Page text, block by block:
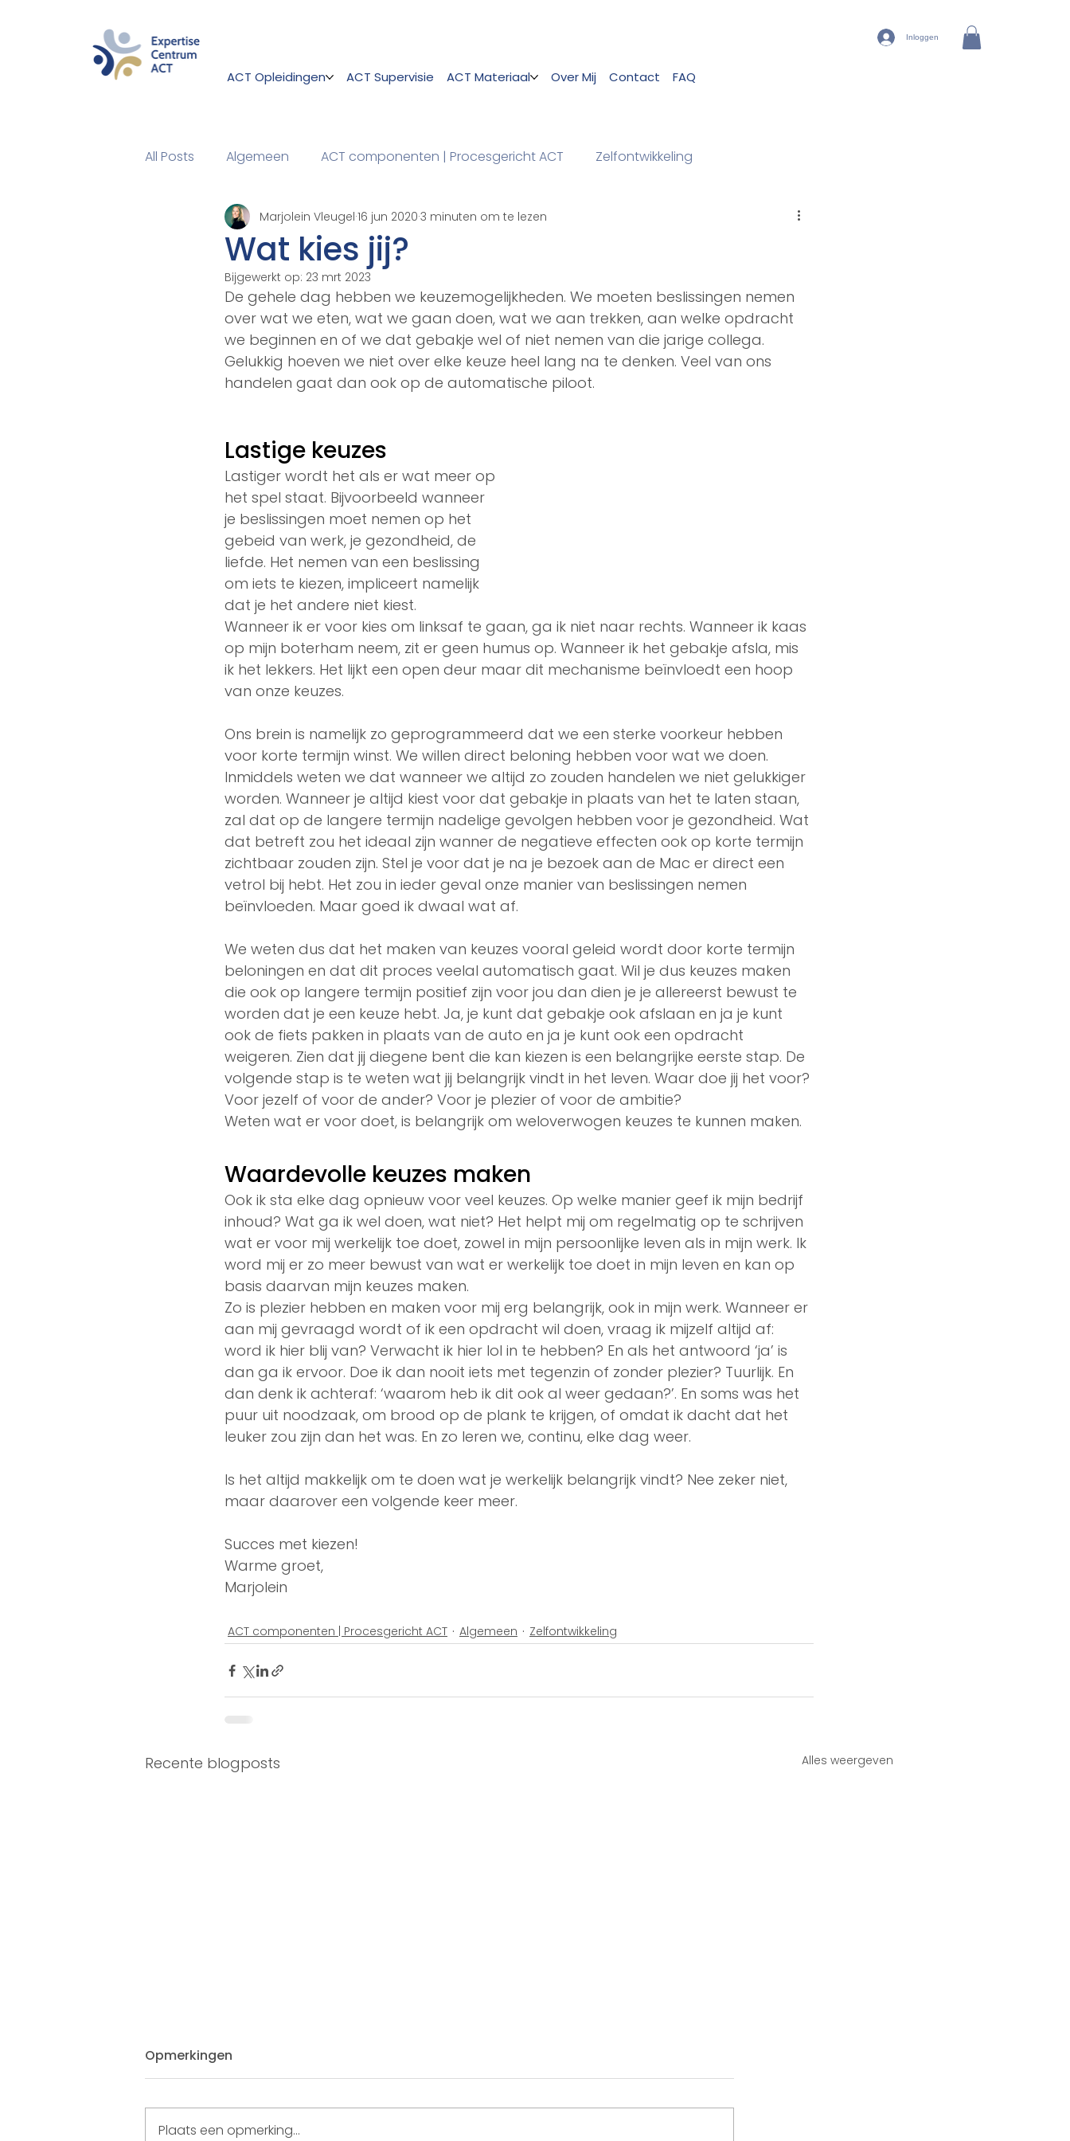
ACT Opleidingen ACT Supervisie ACT Materiaal Over Mij Contact FAQ
Inloggen
All Posts Algemeen ACT componenten | Procesgericht ACT Zelfontwikkeling
Wat kies jij?
Marjolein Vleugel 16 jun 2020 3 minuten om te lezen
Bijgewerkt op: 23 mrt 2023
De gehele dag hebben we keuzemogelijkheden. We moeten beslissingen nemen
over wat we eten, wat we gaan doen, wat we aan trekken, aan welke opdracht
we beginnen en of we dat gebakje wel of niet nemen van die jarige collega.
Gelukkig hoeven we niet over elke keuze heel lang na te denken. Veel van ons
handelen gaat dan ook op de automatische piloot.
Lastige keuzes
Lastiger wordt het als er wat meer op
het spel staat. Bijvoorbeeld wanneer
je beslissingen moet nemen op het
gebeid van werk, je gezondheid, de
liefde. Het nemen van een beslissing
om iets te kiezen, impliceert namelijk
dat je het andere niet kiest.
Wanneer ik er voor kies om linksaf te gaan, ga ik niet naar rechts. Wanneer ik kaas
op mijn boterham neem, zit er geen humus op. Wanneer ik het gebakje afsla, mis
ik het lekkers. Het lijkt een open deur maar dit mechanisme beïnvloedt een hoop
van onze keuzes.
Ons brein is namelijk zo geprogrammeerd dat we een sterke voorkeur hebben
voor korte termijn winst. We willen direct beloning hebben voor wat we doen.
Inmiddels weten we dat wanneer we altijd zo zouden handelen we niet gelukkiger
worden. Wanneer je altijd kiest voor dat gebakje in plaats van het te laten staan,
zal dat op de langere termijn nadelige gevolgen hebben voor je gezondheid. Wat
dat betreft zou het ideaal zijn wanner de negatieve effecten ook op korte termijn
zichtbaar zouden zijn. Stel je voor dat je na je bezoek aan de Mac er direct een
vetrol bij hebt. Het zou in ieder geval onze manier van beslissingen nemen
beïnvloeden. Maar goed ik dwaal wat af.
We weten dus dat het maken van keuzes vooral geleid wordt door korte termijn
beloningen en dat dit proces veelal automatisch gaat. Wil je dus keuzes maken
die ook op langere termijn positief zijn voor jou dan dien je je allereerst bewust te
worden dat je een keuze hebt. Ja, je kunt dat gebakje ook afslaan en ja je kunt
ook de fiets pakken in plaats van de auto en ja je kunt ook een opdracht
weigeren. Zien dat jij diegene bent die kan kiezen is een belangrijke eerste stap. De
volgende stap is te weten wat jij belangrijk vindt in het leven. Waar doe jij het voor?
Voor jezelf of voor de ander? Voor je plezier of voor de ambitie?
Weten wat er voor doet, is belangrijk om weloverwogen keuzes te kunnen maken.
Waardevolle keuzes maken
Ook ik sta elke dag opnieuw voor veel keuzes. Op welke manier geef ik mijn bedrijf
inhoud? Wat ga ik wel doen, wat niet? Het helpt mij om regelmatig op te schrijven
wat er voor mij werkelijk toe doet, zowel in mijn persoonlijke leven als in mijn werk. Ik
word mij er zo meer bewust van wat er werkelijk toe doet in mijn leven en kan op
basis daarvan mijn keuzes maken.
Zo is plezier hebben en maken voor mij erg belangrijk, ook in mijn werk. Wanneer er
aan mij gevraagd wordt of ik een opdracht wil doen, vraag ik mijzelf altijd af:
word ik hier blij van? Verwacht ik hier lol in te hebben? En als het antwoord ‘ja’ is
dan ga ik ervoor. Doe ik dan nooit iets met tegenzin of zonder plezier? Tuurlijk. En
dan denk ik achteraf: ‘waarom heb ik dit ook al weer gedaan?’. En soms was het
puur uit noodzaak, om brood op de plank te krijgen, of omdat ik dacht dat het
leuker zou zijn dan het was. En zo leren we, continu, elke dag weer.
Is het altijd makkelijk om te doen wat je werkelijk belangrijk vindt? Nee zeker niet,
maar daarover een volgende keer meer.
Succes met kiezen!
Warme groet,
Marjolein
ACT componenten | Procesgericht ACT Algemeen Zelfontwikkeling
Recente blogposts Alles weergeven
Opmerkingen
Plaats een opmerking...